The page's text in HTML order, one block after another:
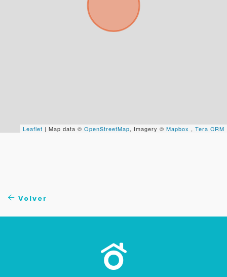
Leaflet | Map data © OpenStreetMap, Imagery © Mapbox , Tera CRM
Volver
Buscamos darte la mejor experiencia.